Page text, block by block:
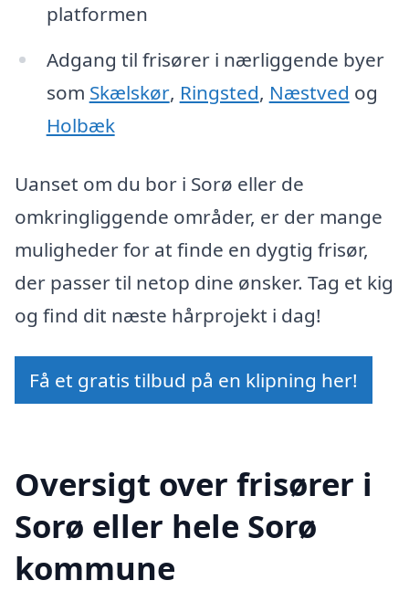
platformen
Adgang til frisører i nærliggende byer
som Skælskør, Ringsted, Næstved og
Holbæk
Uanset om du bor i Sorø eller de
omkringliggende områder, er der mange
muligheder for at finde en dygtig frisør,
der passer til netop dine ønsker. Tag et kig
og find dit næste hårprojekt i dag!
Få et gratis tilbud på en klipning her!
Oversigt over frisører i
Sorø eller hele Sorø
kommune